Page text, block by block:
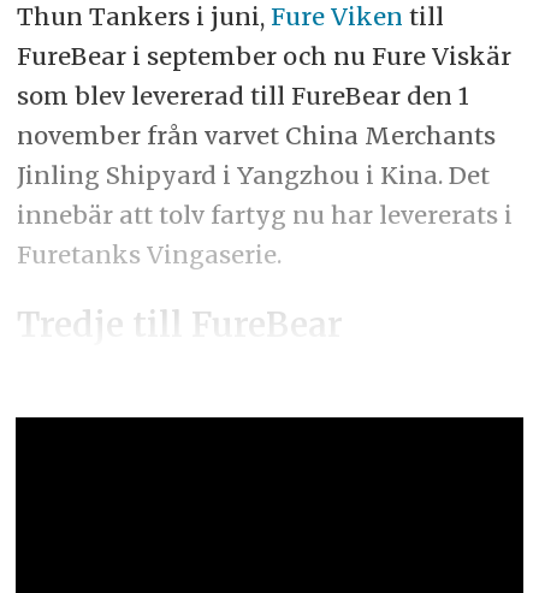
Thun Tankers i juni, Fure Viken till
FureBear i september och nu Fure Viskär
som blev levererad till FureBear den 1
november från varvet China Merchants
Jinling Shipyard i Yangzhou i Kina. Det
innebär att tolv fartyg nu har levererats i
Furetanks Vingaserie.
Tredje till FureBear